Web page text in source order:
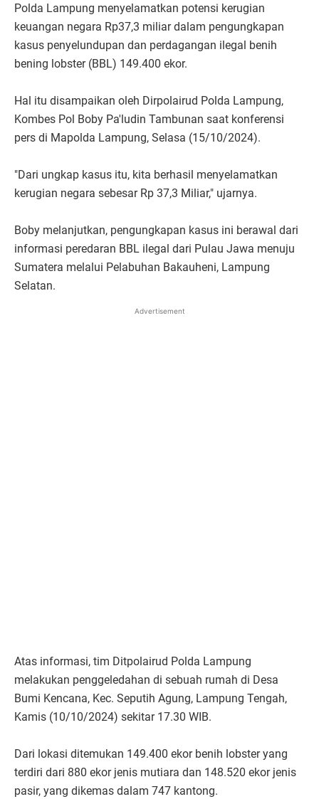
Polda Lampung menyelamatkan potensi kerugian
keuangan negara Rp37,3 miliar dalam pengungkapan
kasus penyelundupan dan perdagangan ilegal benih
bening lobster (BBL) 149.400 ekor.
Hal itu disampaikan oleh Dirpolairud Polda Lampung,
Kombes Pol Boby Pa'ludin Tambunan saat konferensi
pers di Mapolda Lampung, Selasa (15/10/2024).
"Dari ungkap kasus itu, kita berhasil menyelamatkan
kerugian negara sebesar Rp 37,3 Miliar," ujarnya.
Boby melanjutkan, pengungkapan kasus ini berawal dari
informasi peredaran BBL ilegal dari Pulau Jawa menuju
Sumatera melalui Pelabuhan Bakauheni, Lampung
Selatan.
Advertisement
Atas informasi, tim Ditpolairud Polda Lampung
melakukan penggeledahan di sebuah rumah di Desa
Bumi Kencana, Kec. Seputih Agung, Lampung Tengah,
Kamis (10/10/2024) sekitar 17.30 WIB.
Dari lokasi ditemukan 149.400 ekor benih lobster yang
terdiri dari 880 ekor jenis mutiara dan 148.520 ekor jenis
pasir, yang dikemas dalam 747 kantong.